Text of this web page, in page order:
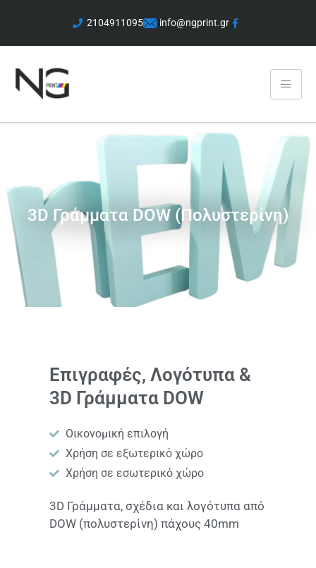
2104911095 info@ngprint.gr
3D Γράμματα DOW (Πολυστερίνη)
Επιγραφές, Λογότυπα &
3D Γράμματα DOW
Οικονομική επιλογή
Χρήση σε εξωτερικό χώρο
Χρήση σε εσωτερικό χώρο
3D Γράμματα, σχέδια και λογότυπα από
DOW (πολυστερίνη) πάχους 40mm